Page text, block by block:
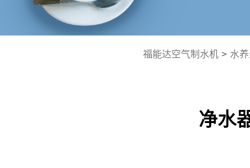
福能达空气制水机 > 水
净水